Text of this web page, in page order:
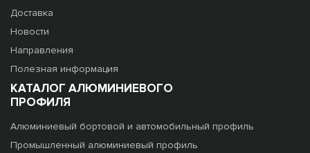
Доставка
Новости
Направления
Полезная информация
КАТАЛОГ АЛЮМИНИЕВОГО
ПРОФИЛЯ
Алюминиевый бортовой и автомобильный профиль
Промышленный алюминиевый профиль